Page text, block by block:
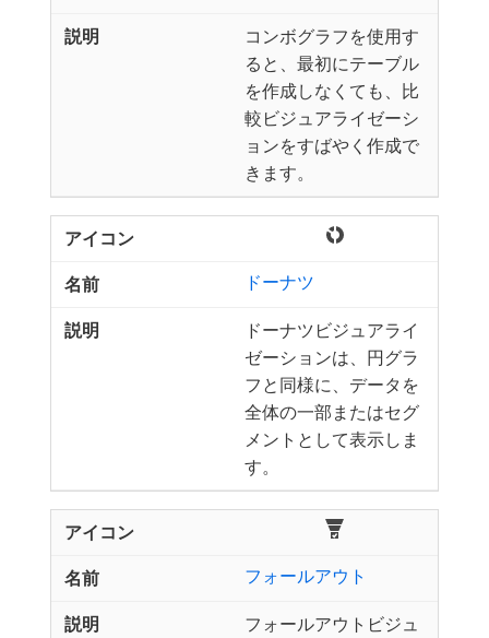
コンボグラフを使用す
ると、最初にテーブル
を作成しなくても、比
較ビジュアライゼーシ
ョンをすばやく作成で
きます。
ドーナツ
ドーナツビジュアライ
ゼーションは、円グラ
フと同様に、データを
全体の一部またはセグ
メントとして表示しま
す。
フォールアウト
フォールアウトビジュ